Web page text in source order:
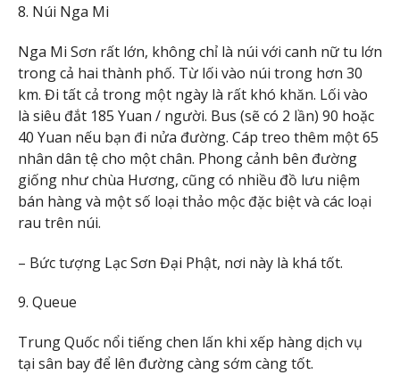
8. Núi Nga Mi
Nga Mi Sơn rất lớn, không chỉ là núi với canh nữ tu lớn
trong cả hai thành phố. Từ lối vào núi trong hơn 30
km. Đi tất cả trong một ngày là rất khó khăn. Lối vào
là siêu đắt 185 Yuan / người. Bus (sẽ có 2 lần) 90 hoặc
40 Yuan nếu bạn đi nửa đường. Cáp treo thêm một 65
nhân dân tệ cho một chân. Phong cảnh bên đường
giống như chùa Hương, cũng có nhiều đồ lưu niệm
bán hàng và một số loại thảo mộc đặc biệt và các loại
rau trên núi.
– Bức tượng Lạc Sơn Đại Phật, nơi này là khá tốt.
9. Queue
Trung Quốc nổi tiếng chen lấn khi xếp hàng dịch vụ
tại sân bay để lên đường càng sớm càng tốt.